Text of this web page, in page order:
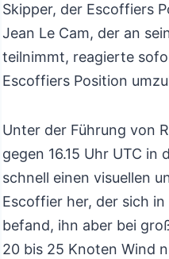
Skipper, der Escoffiers
Jean Le Cam, der an
teilnimmt, reagierte
Escoffiers Position
Unter der Führung von
gegen 16.15 Uhr UTC in
schnell einen visuellen
Escoffier her, der sich
befand, ihn aber bei
20 bis 25 Knoten Wind